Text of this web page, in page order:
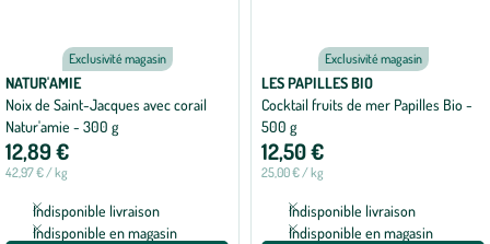
Exclusivité magasin
NATUR'AMIE
Noix de Saint-Jacques avec corail
Natur'amie - 300 g
12,89 €
42,97 € / kg
Indisponible livraison
Indisponible en magasin
Exclusivité magasin
LES PAPILLES BIO
Cocktail fruits de mer Papilles Bio -
500 g
12,50 €
25,00 € / kg
Indisponible livraison
Indisponible en magasin